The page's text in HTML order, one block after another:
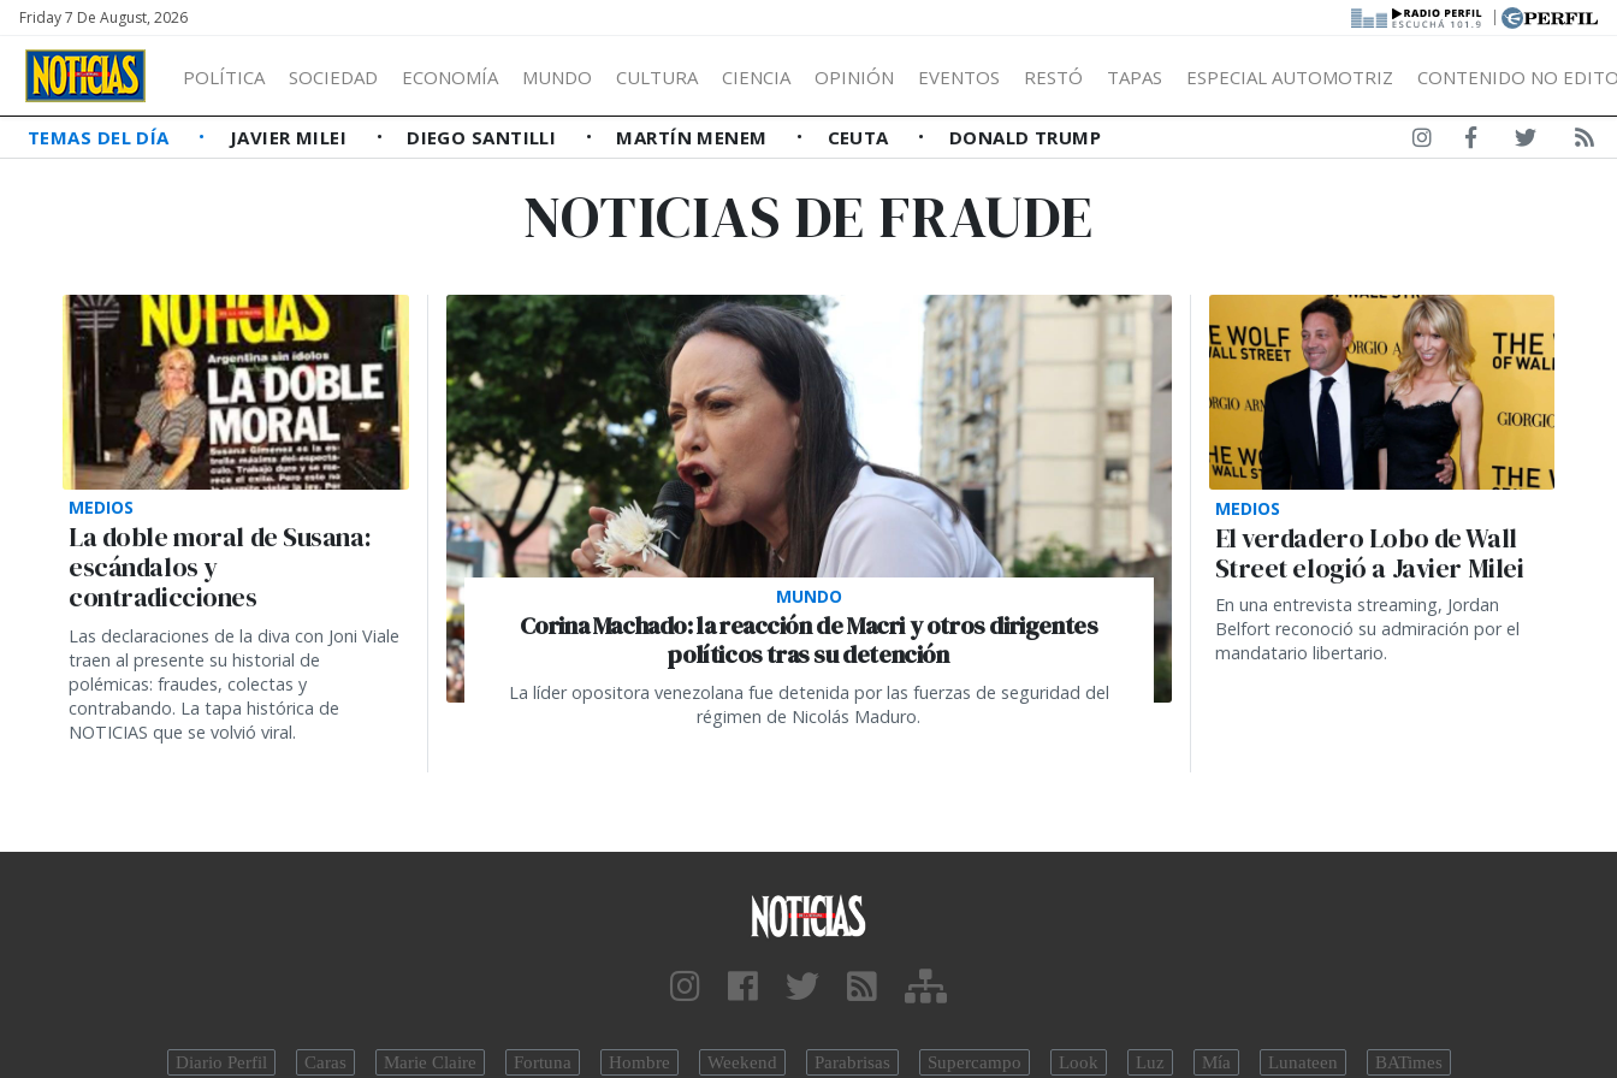
Friday 7 De August, 2026 |
POLÍTICA SOCIEDAD ECONOMÍA MUNDO CULTURA CIENCIA OPINIÓN EVENTOS RESTÓ TAPAS ESPECIAL AUTOMOTRIZ CONTENIDO NO
TEMAS DEL DÍA JAVIER MILEI DIEGO SANTILLI MARTÍN MENEM CEUTA DONALD TRUMP
NOTICIAS DE FRAUDE
MEDIOS
La doble moral de Susana:
escándalos y
contradicciones
Las declaraciones de la diva con Joni Viale
traen al presente su historial de
polémicas: fraudes, colectas y
contrabando. La tapa histórica de
NOTICIAS que se volvió viral.
MUNDO
Corina Machado: la reacción de Macri y otros dirigentes
políticos tras su detención
La líder opositora venezolana fue detenida por las fuerzas de seguridad del
régimen de Nicolás Maduro.
MEDIOS
El verdadero Lobo de Wall
Street elogió a Javier Milei
En una entrevista streaming, Jordan
Belfort reconoció su admiración por el
mandatario libertario.
Diario Perfil Caras Marie Claire Fortuna Hombre Weekend Parabrisas Supercampo Look Luz Mía Lunateen BATimes